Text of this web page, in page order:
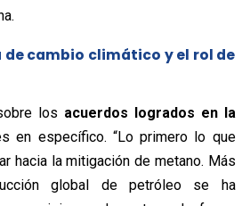
cambio climático y el rol de
los acuerdos logrados en la
en específico. “Lo primero lo que
hacia la mitigación de metano. Más
global de petróleo se ha